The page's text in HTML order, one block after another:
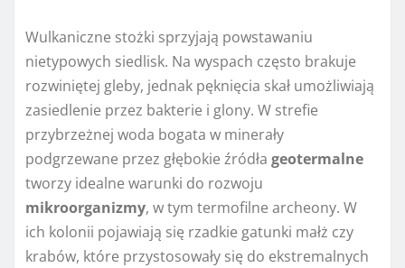
Wulkaniczne stożki sprzyjają powstawaniu
nietypowych siedlisk. Na wyspach często brakuje
rozwiniętej gleby, jednak pęknięcia skał umożliwiają
zasiedlenie przez bakterie i glony. W strefie
przybrzeżnej woda bogata w minerały
podgrzewane przez głębokie źródła geotermalne
tworzy idealne warunki do rozwoju
mikroorganizmy, w tym termofilne archeony. W
ich kolonii pojawiają się rzadkie gatunki małż czy
krabów, które przystosowały się do ekstremalnych